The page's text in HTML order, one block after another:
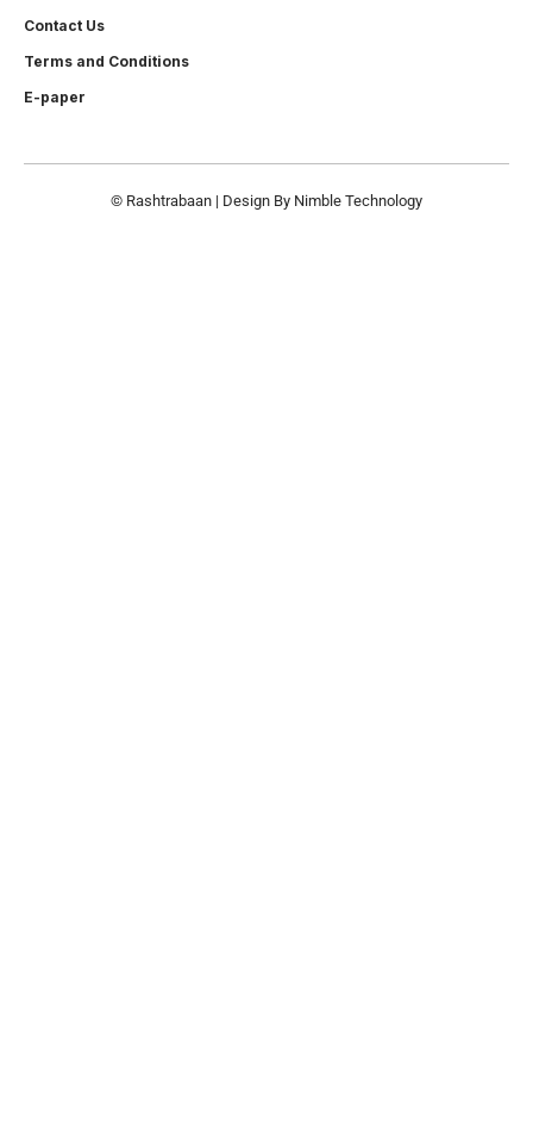
Contact Us
Terms and Conditions
E-paper
© Rashtrabaan | Design By Nimble Technology